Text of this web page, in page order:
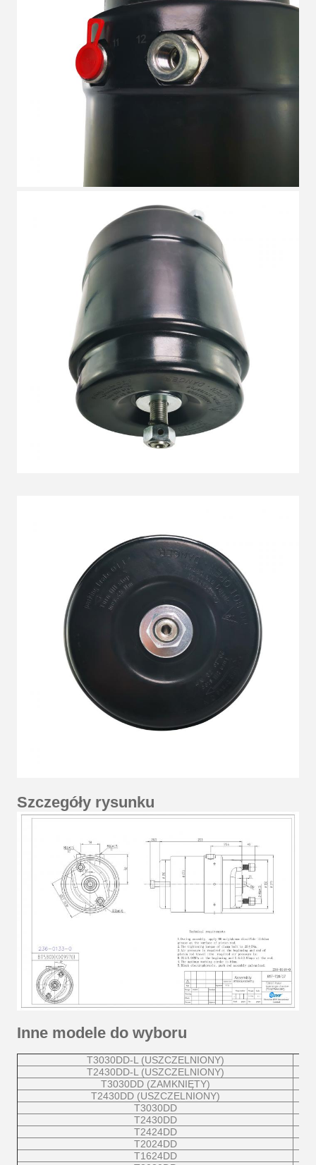
Szczegóły rysunku
Inne modele do wyboru
T3030DD-L (USZCZELNIONY)
T2430DD-L (USZCZELNIONY)
T3030DD (ZAMKNIĘTY)
T2430DD (USZCZELNIONY)
T3030DD
T2430DD
T2424DD
T2024DD
T1624DD